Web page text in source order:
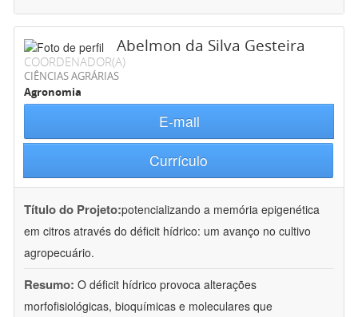
Abelmon da Silva Gesteira
COORDENADOR(A)
CIÊNCIAS AGRÁRIAS
Agronomia
E-mail
Currículo
Título do Projeto:potencializando a memória epigenética
em citros através do déficit hídrico: um avanço no cultivo
agropecuário.
Resumo: O déficit hídrico provoca alterações
morfofisiológicas, bioquímicas e moleculares que